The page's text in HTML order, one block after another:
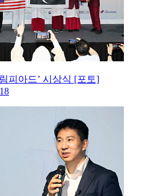
피아드’ 시상식 [포토]